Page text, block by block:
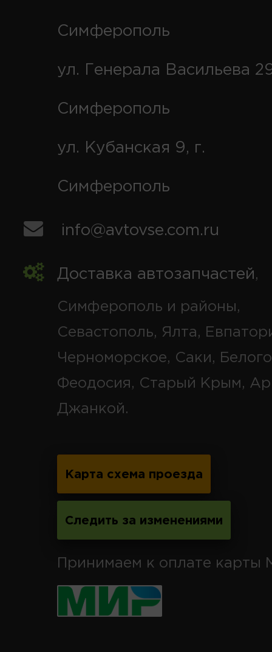
Симферополь
ул. Генерала Васильева
Симферополь
ул. Кубанская 9, г.
Симферополь
info@avtovse.com.ru
Доставка автозапчастей,
Симферополь и районы,
Севастополь, Ялта,
Черноморское, Саки,
Феодосия, Старый Крым,
Джанкой.
Карта схема проезда
Следить за изменениями
Принимаем к оплате карты